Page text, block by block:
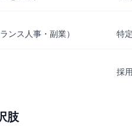
ンス人事・副業） 特
採
肢